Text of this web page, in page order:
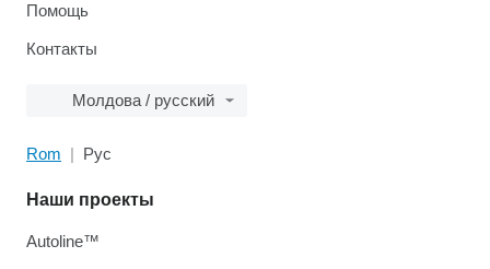
Помощь
Контакты
Молдова / русский
Rom Рус
Наши проекты
Autoline™